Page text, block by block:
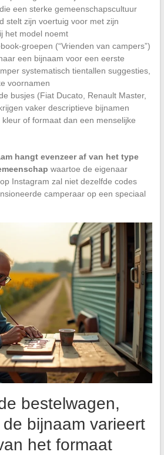
een sterke gemeenschapscultuur
stelt zijn voertuig voor met zijn
het model noemt
groepen (“Vrienden van campers”)
een bijnaam voor een eerste
systematisch tientallen suggesties,
voornamen
busjes (Fiat Ducato, Renault Master,
vaker descriptieve bijnamen
of formaat dan een menselijke
hangt evenzeer af van het type
waartoe de eigenaar
Instagram zal niet dezelfde codes
camperaar op een speciaal
bestelwagen,
bijnaam varieert
het formaat